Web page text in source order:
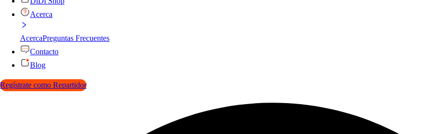
Acerca
AcercaPreguntas Frecuentes
Contacto
Blog
Regístrate como Repartidor